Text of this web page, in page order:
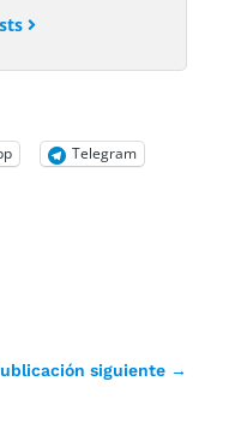
Telegram
siguiente →